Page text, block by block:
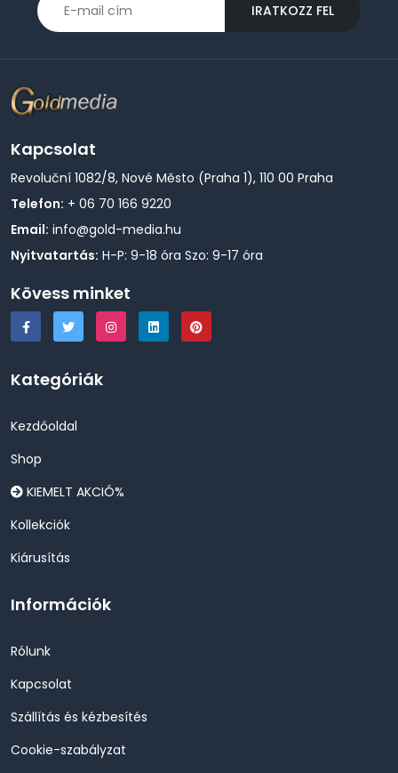
IRATKOZZ FEL
Kapcsolat
Revoluční 1082/8, Nové Město (Praha 1), 110 00 Praha
Telefon: + 06 70 166 9220
Email: info@gold-media.hu
Nyitvatartás: H-P: 9-18 óra Szo: 9-17 óra
Kövess minket
Kategóriák
Kezdőoldal
Shop
KIEMELT AKCIÓ%
Kollekciók
Kiárusítás
Információk
Rólunk
Kapcsolat
Szállítás és kézbesítés
Cookie-szabályzat